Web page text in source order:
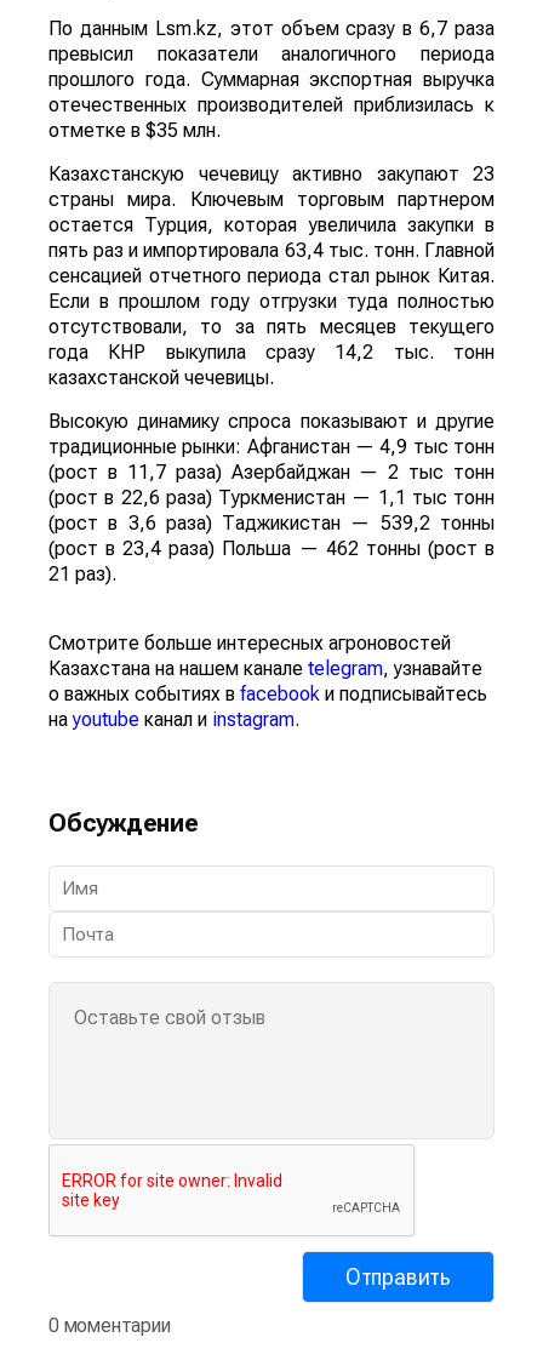
По данным Lsm.kz, этот объем сразу в 6,7 раза
превысил показатели аналогичного периода
прошлого года. Суммарная экспортная выручка
отечественных производителей приблизилась к
отметке в $35 млн.
Казахстанскую чечевицу активно закупают 23
страны мира. Ключевым торговым партнером
остается Турция, которая увеличила закупки в
пять раз и импортировала 63,4 тыс. тонн. Главной
сенсацией отчетного периода стал рынок Китая.
Если в прошлом году отгрузки туда полностью
отсутствовали, то за пять месяцев текущего
года КНР выкупила сразу 14,2 тыс. тонн
казахстанской чечевицы.
Высокую динамику спроса показывают и другие
традиционные рынки: Афганистан — 4,9 тыс тонн
(рост в 11,7 раза) Азербайджан — 2 тыс тонн
(рост в 22,6 раза) Туркменистан — 1,1 тыс тонн
(рост в 3,6 раза) Таджикистан — 539,2 тонны
(рост в 23,4 раза) Польша — 462 тонны (рост в
21 раз).
Смотрите больше интересных агроновостей
Казахстана на нашем канале telegram, узнавайте
о важных событиях в facebook и подписывайтесь
наyoutube канал и instagram.
Обсуждение
0 моментарии